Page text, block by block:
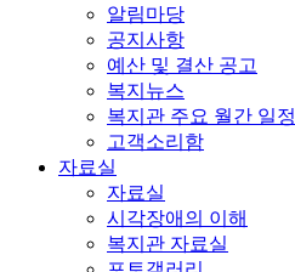
알림마당
공지사항
예산 및 결산 공고
복지뉴스
복지관 주요 월간 일정
고객소리함
자료실
자료실
시각장애의 이해
복지관 자료실